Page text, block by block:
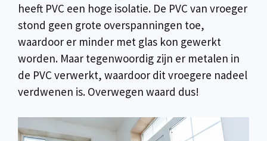
heeft PVC een hoge isolatie. De PVC van vroeger
stond geen grote overspanningen toe,
waardoor er minder met glas kon gewerkt
worden. Maar tegenwoordig zijn er metalen in
de PVC verwerkt, waardoor dit vroegere nadeel
verdwenen is. Overwegen waard dus!